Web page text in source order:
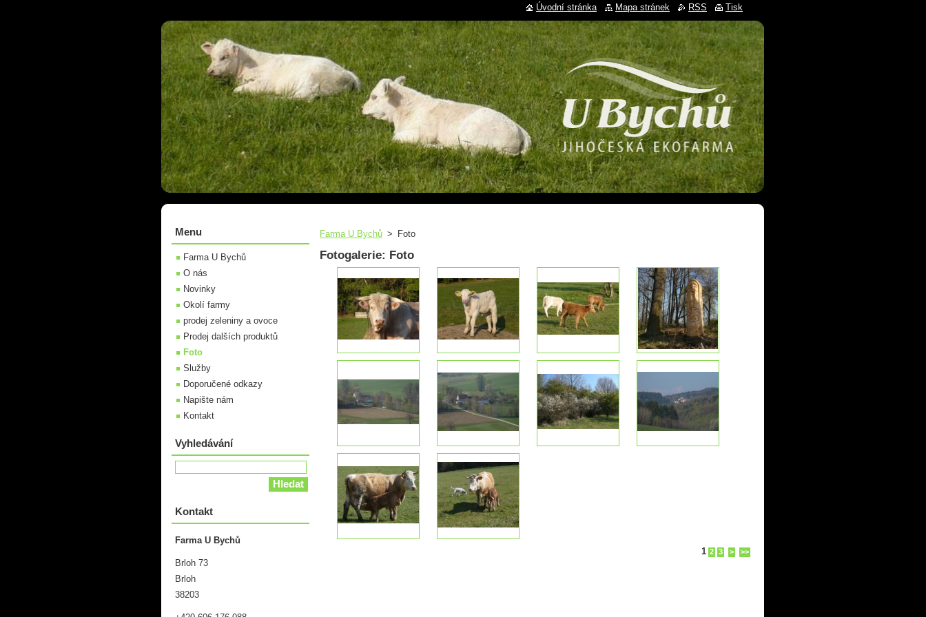
Farma U Bychů > Foto
Fotogalerie: Foto
1 2 3 > >>
Menu
Farma U Bychů
O nás
Novinky
Okolí farmy
prodej zeleniny a ovoce
Prodej dalších produktů
Foto
Služby
Doporučené odkazy
Napište nám
Kontakt
Vyhledávání
Kontakt
Farma U Bychů
Brloh 73
Brloh
38203
Úvodní stránka Mapa stránek RSS Tisk